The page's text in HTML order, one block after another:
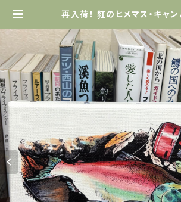
再入荷！ 紅のヒメマス・キャ